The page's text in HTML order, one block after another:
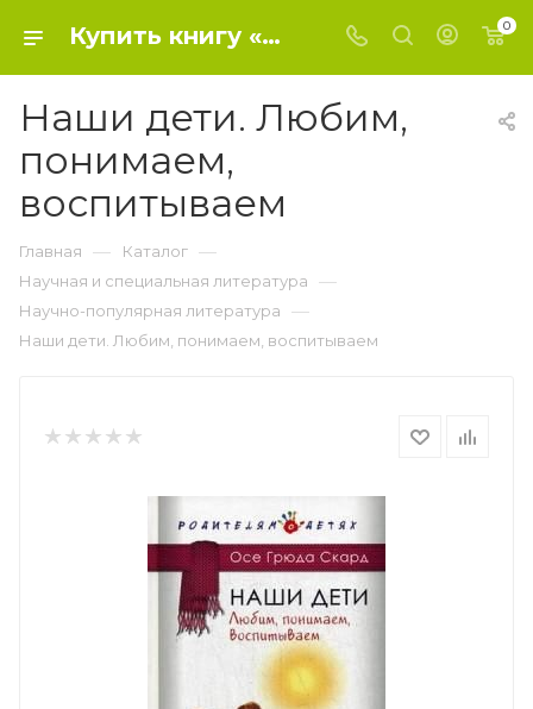
Купить книгу «Наши дети. Любим, понимаем, воспитываем» 2017 г. , Скард Осе Грюда - Научно-популярная литература 0
Наши дети. Любим,
понимаем,
воспитываем
Главная — Каталог —
Научная и специальная литература —
Научно-популярная литература —
Наши дети. Любим, понимаем, воспитываем